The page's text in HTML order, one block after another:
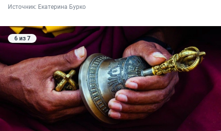
Источник: Екатерина Бурко
6 из 7